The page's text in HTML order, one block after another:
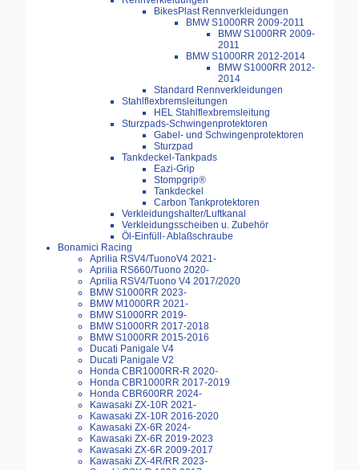
BikesPlast Rennverkleidungen
BMW S1000RR 2009-2011
BMW S1000RR 2009-
2011
BMW S1000RR 2012-2014
BMW S1000RR 2012-
2014
Standard Rennverkleidungen
Stahlflexbremsleitungen
HEL Stahlflexbremsleitung
Sturzpads-Schwingenprotektoren
Gabel- und Schwingenprotektoren
Sturzpad
Tankdeckel-Tankpads
Eazi-Grip
Stompgrip®
Tankdeckel
Carbon Tankprotektoren
Verkleidungshalter/Luftkanal
Verkleidungsscheiben u. Zubehör
Öl-Einfüll- Ablaßschraube
Bonamici Racing
Aprilia RSV4/TuonoV4 2021-
Aprilia RS660/Tuono 2020-
Aprilia RSV4/Tuono V4 2017/2020
BMW S1000RR 2023-
BMW M1000RR 2021-
BMW S1000RR 2019-
BMW S1000RR 2017-2018
BMW S1000RR 2015-2016
Ducati Panigale V4
Ducati Panigale V2
Honda CBR1000RR-R 2020-
Honda CBR1000RR 2017-2019
Honda CBR600RR 2024-
Kawasaki ZX-10R 2021-
Kawasaki ZX-10R 2016-2020
Kawasaki ZX-6R 2024-
Kawasaki ZX-6R 2019-2023
Kawasaki ZX-6R 2009-2017
Kawasaki ZX-4R/RR 2023-